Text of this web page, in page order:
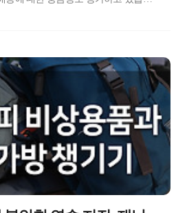
수 없기에 오랜 배송시간 동안 내 물
실되지는 않았는지 구매자들은 애가
스에서 구매한 내 물건이 한국에 도착
관 절차는 어디까지 진행되었는지 쉽
방법이 있습니다. 첫 번째 관세청 유
는 방법과 두 번째 통관알리미 앱을 통
두가..